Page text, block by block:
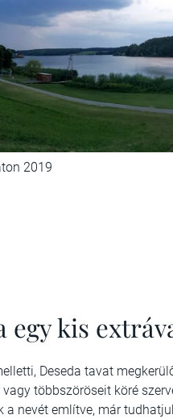
2019
egy kis
Deseda tavat
többszöröseit köré
a nevét említve, már